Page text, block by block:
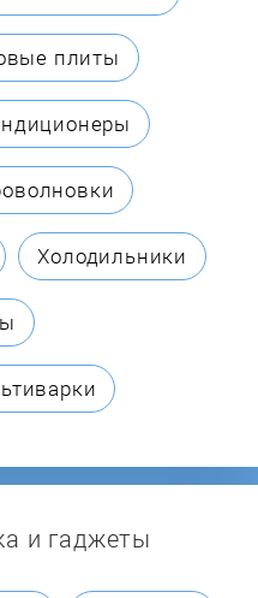
плиты
Холодильники
и гаджеты